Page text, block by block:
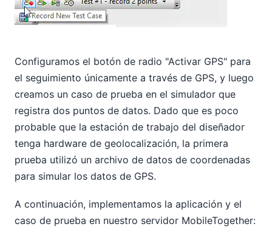
Configuramos el botón de radio "Activar GPS" para
el seguimiento únicamente a través de GPS, y luego
creamos un caso de prueba en el simulador que
registra dos puntos de datos. Dado que es poco
probable que la estación de trabajo del diseñador
tenga hardware de geolocalización, la primera
prueba utilizó un archivo de datos de coordenadas
para simular los datos de GPS.
A continuación, implementamos la aplicación y el
caso de prueba en nuestro servidor MobileTogether: